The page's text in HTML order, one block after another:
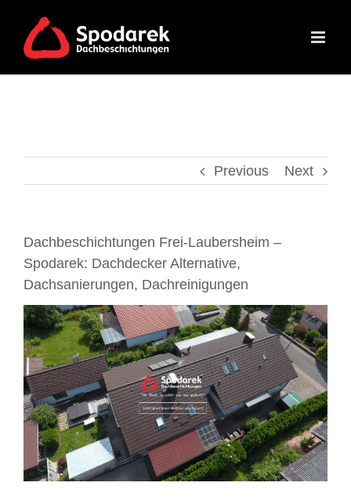
content
Previous Next
Dachbeschichtungen Frei-Laubersheim –
Spodarek: Dachdecker Alternative,
Dachsanierungen, Dachreinigungen